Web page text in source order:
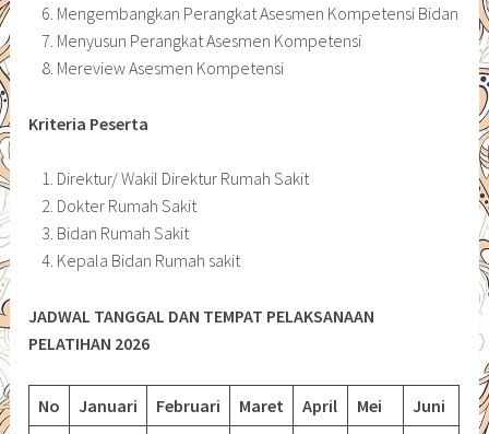
Mengembangkan Perangkat Asesmen Kompetensi Bidan
Menyusun Perangkat Asesmen Kompetensi
Mereview Asesmen Kompetensi
Kriteria Peserta
Direktur/ Wakil Direktur Rumah Sakit
Dokter Rumah Sakit
Bidan Rumah Sakit
Kepala Bidan Rumah sakit
JADWAL TANGGAL DAN TEMPAT PELAKSANAAN
PELATIHAN 2026
No Januari Februari Maret April Mei
Juni